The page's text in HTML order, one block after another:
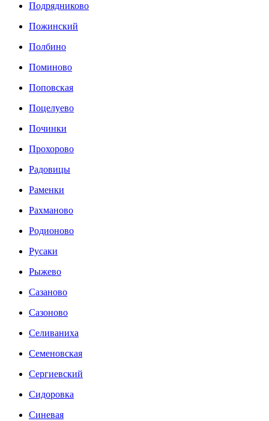
Подрядниково
Пожинский
Полбино
Поминово
Поповская
Поцелуево
Починки
Прохорово
Радовицы
Раменки
Рахманово
Родионово
Русаки
Рыжево
Сазаново
Сазоново
Селиваниха
Семеновская
Сергиевский
Сидоровка
Синевая